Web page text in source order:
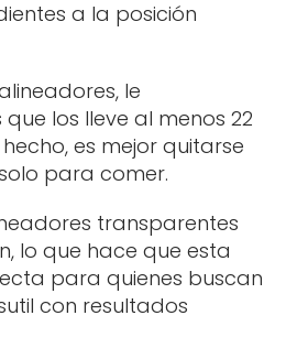
a la posición
le
los lleve al menos 22
es mejor quitarse
para comer.
transparentes
lo que hace que esta
para quienes buscan
con resultados